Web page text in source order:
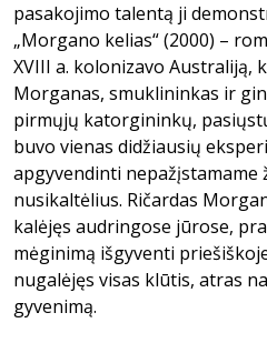
pasakojimo talentą ji
„Morgano kelias“ (2000) –
XVIII a. kolonizavo Australiją,
Morganas, smuklininkas ir
pirmųjų katorgininkų,
buvo vienas didžiausių
apgyvendinti nepažįstamame
nusikaltėlius. Ričardas
kalėjęs audringose jūrose,
mėginimą išgyventi
nugalėjęs visas klūtis, atras
gyvenimą.